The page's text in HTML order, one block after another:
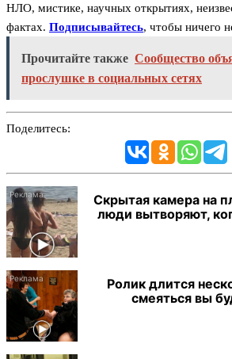
НЛО, мистике, научных открытиях,
фактах. Подписывайтесь, чтобы ничего
Прочитайте также Сообщество
прослушке в социальных сетях
Поделитесь:
Скрытая камера на
люди вытворяют,
Ролик длится
смеяться вы